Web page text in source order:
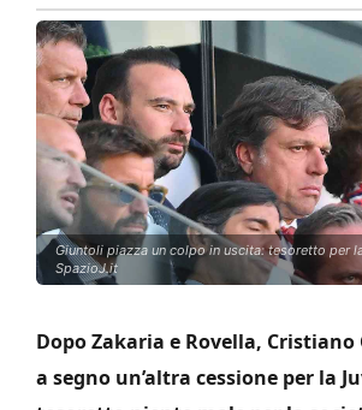
Giuntoli piazza un colpo in uscita: tesoretto per
SpazioJ.it
Dopo Zakaria e Rovella,
a segno un’altra cessione per la